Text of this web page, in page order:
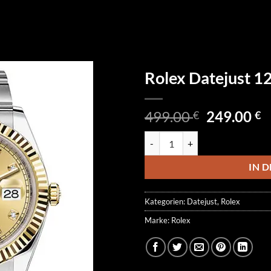
Rolex Datejust
499.00€
499.00 €
249.00€
IN
Kategorien: Datejust, Rolex
Marke: Rolex